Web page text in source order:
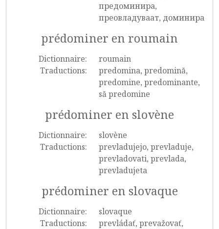
предоминира,
преовладуваат, доминира
prédominer en roumain
Dictionnaire:
roumain
Traductions:
predomina, predomină,
predomine, predominante,
să predomine
prédominer en slovène
Dictionnaire:
slovène
Traductions:
prevladujejo, prevladuje,
prevladovati, prevlada,
prevladujeta
prédominer en slovaque
Dictionnaire:
slovaque
Traductions:
prevládať, prevažovať,